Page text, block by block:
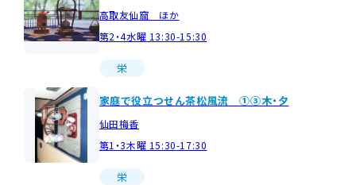
高取友仙窟 ほか
第2・4水曜 13:30-15:30
栄
家庭で役立つせん茶松風流 ①③木・夕
仙田梅香
第1・3木曜 15:30-17:30
栄